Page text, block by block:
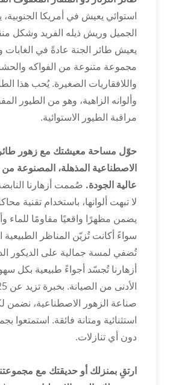
استوائي يعيش في أمريكا الجنوبية،
الجميل وريش ذيله الفريد وشكل
يعيش طائر الجنة عادةً في الغابات
مجموعة متنوعة من الفواكه
واللافقاريات الصغيرة. يُحب هذا
وألوانه الزاهية، وهو من الطيور
مراقبة الطيور الاستوائية.
حوّل مساحة معيشتك مع زهور طائر
عالية الجودة. صُممت أزهارنا
لا تبهت ألوانها، باستخدام تقنية
يضمن مظهرًا واقعيًا مقاومًا
سواءً أكانت تُزيّن المناظر الطبيعية
تُضفي لمسة جمالية على الديكور
أزهارنا تُجسّد أجواءً طبيعية بكل
صناعة الزهور الاصطناعية، نضمن
استثنائية ومتانة فائقة. استمتعوا
دون أي تنازلات.
ارتقِ بمنزلك أو حديقتك مع